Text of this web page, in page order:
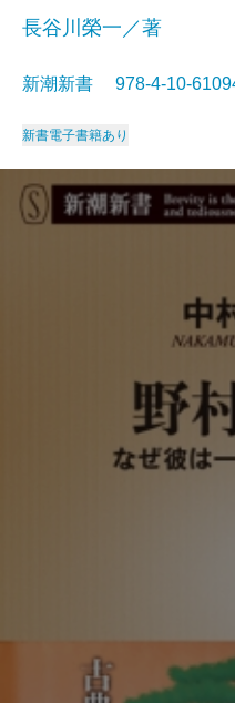
長谷川榮一／著
新潮新書 978-4-10-
新書電子書籍あり